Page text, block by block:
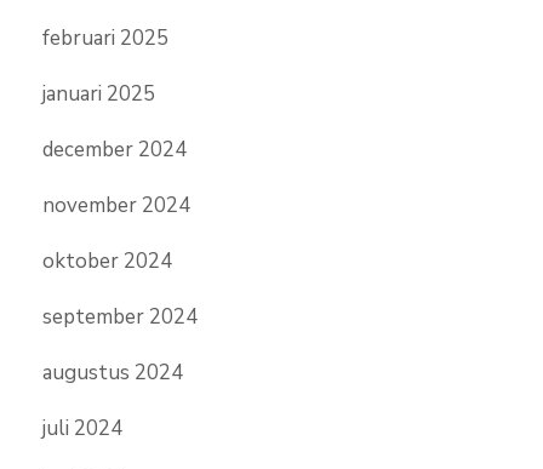
februari 2025
januari 2025
december 2024
november 2024
oktober 2024
september 2024
augustus 2024
juli 2024